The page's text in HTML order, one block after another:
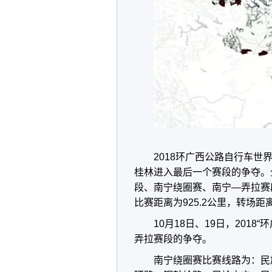
2018环广西公路自行车世
桂林进入最后一个赛段的争夺
段、南宁绕圈赛、南宁—弄拉
比赛距离为925.2公里，转场距
10月18日、19日，2018“
弄拉赛段的争夺。
南宁绕圈赛比赛线路为：